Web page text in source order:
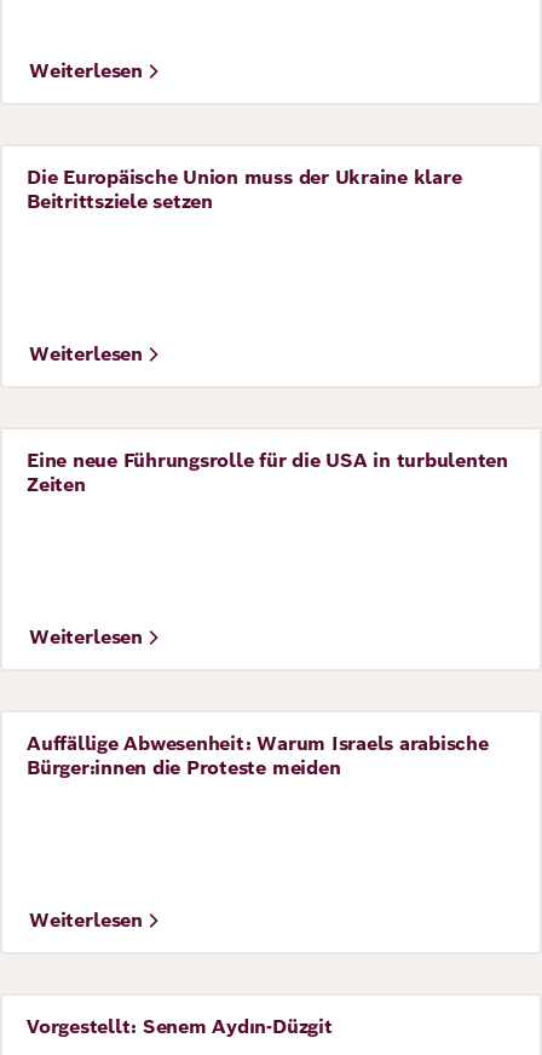
Weiterlesen
Perspective
Die Europäische Union muss der Ukraine klare
Beitrittsziele setzen
Weiterlesen
Perspective
Eine neue Führungsrolle für die USA in turbulenten
Zeiten
Weiterlesen
Perspective
Auffällige Abwesenheit: Warum Israels arabische
Bürger:innen die Proteste meiden
Weiterlesen
Perspective
Vorgestellt: Senem Aydın-Düzgit